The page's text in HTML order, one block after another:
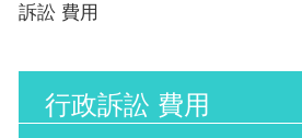
訴訟 費用
行政訴訟 費用